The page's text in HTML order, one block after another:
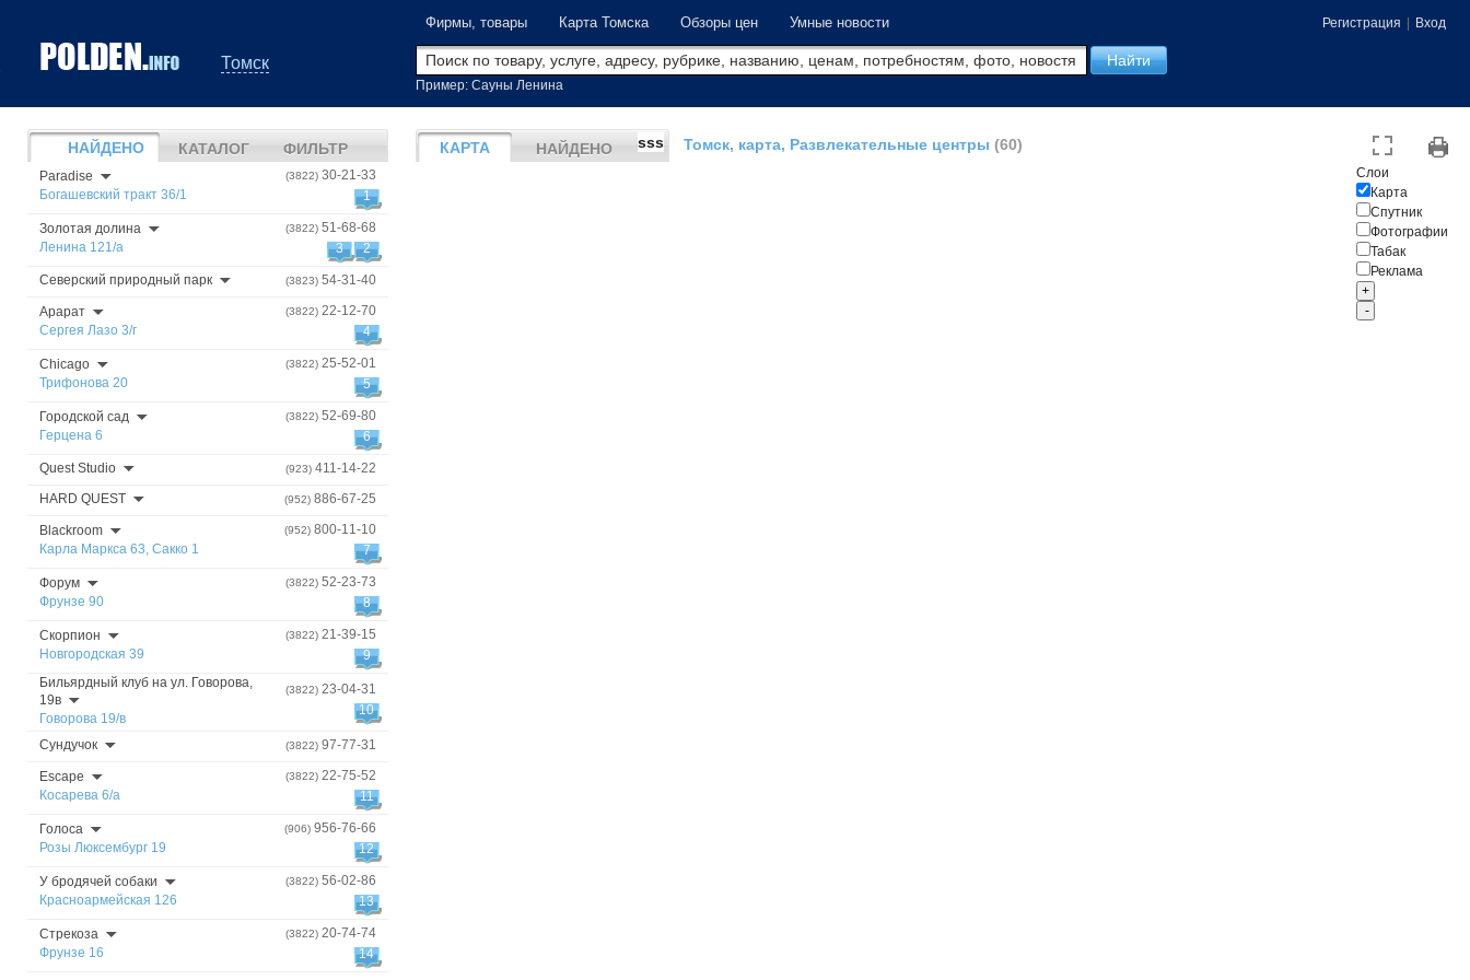
Томск
Регистрация Вход
Фирмы, товары Карта Томска Обзоры цен Умные новости
Пример: Сауны Ленина
НАЙДЕНО КАТАЛОГ ФИЛЬТР
Paradise
Богашевский тракт 36/1
(3822) 30-21-33
1
Золотая долина
Ленина 121/а
(3822) 51-68-68
2
3
Северский природный парк (3823) 54-31-40
Арарат
Сергея Лазо 3/г
(3822) 22-12-70
4
Chicago
Трифонова 20
(3822) 25-52-01
5
Городской сад
Герцена 6
(3822) 52-69-80
6
Quest Studio (923) 411-14-22
HARD QUEST
(952) 886-67-25
Blackroom
Карла Маркса 63, Сакко 1
(952) 800-11-10
7
Форум
Фрунзе 90
(3822) 52-23-73
8
Скорпион
Новгородская 39
(3822) 21-39-15
9
Бильярдный клуб на ул. Говорова,
19в
Говорова 19/в
(3822) 23-04-31
10
Сундучок (3822) 97-77-31
Escape
Косарева 6/а
(3822) 22-75-52
11
Голоса
Розы Люксембург 19
(906) 956-76-66
12
У бродячей собаки
Красноармейская 126
(3822) 56-02-86
13
Стрекоза
Фрунзе 16
(3822) 20-74-74
14
КАРТА НАЙДЕНО sss Томск, карта, Развлекательные центры (60)
Слои
Карта
Спутник
Фотографии
Табак
Реклама